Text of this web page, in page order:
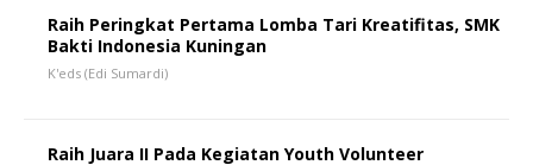
Raih Peringkat Pertama Lomba Tari Kreatifitas, SMK
Bakti Indonesia Kuningan
K'eds (Edi Sumardi)
Raih Juara II Pada Kegiatan Youth Volunteer